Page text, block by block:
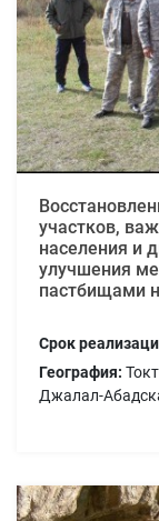
участков,
населения и
улучшения
пастбищами
Срок
География:
Джалал-